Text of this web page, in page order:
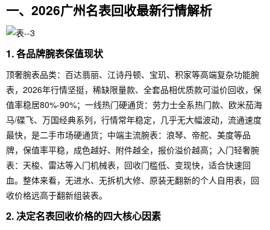
一、2026广州名表回收最新行情解析
1. 各品牌腕表保值现状
顶奢腕表品类：百达翡丽、江诗丹顿、宝玑、积家等高端复杂功能腕
表，2026年行情坚挺，稀缺限量款、全套品相优质款可溢价回收，保
值率稳居80%-90%；一线热门硬通货：劳力士全系热门款、欧米茄海
马/碟飞、万国经典系列，行情常年稳定，几乎无大幅波动，流通速度
最快，是二手市场硬通货；中端主流腕表：浪琴、帝舵、美度等品
牌，保值率平稳，成色越好、附件越全，报价溢价越高；入门轻奢腕
表：天梭、雷达等入门机械表，回收门槛低、变现快，适合快速回
血。整体来看，无进水、无拆机大修、原装无翻新的个人自用表，回
收价格远高于翻新组装表。
2. 决定名表回收价格的四大核心因素